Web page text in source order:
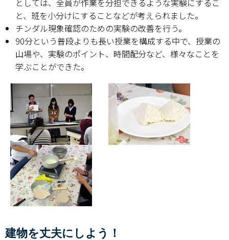
としては、全員が作業を分担できるような実験にするこ
と、班を小分けにすることなどが考えられました。
チンダル現象確認のための実験の改善を行う。
90分という普段よりも長い授業を構成する中で、授業の
山場や、実験のポイント、時間配分など、様々なことを
学ぶことができた。
建物を丈夫にしよう！